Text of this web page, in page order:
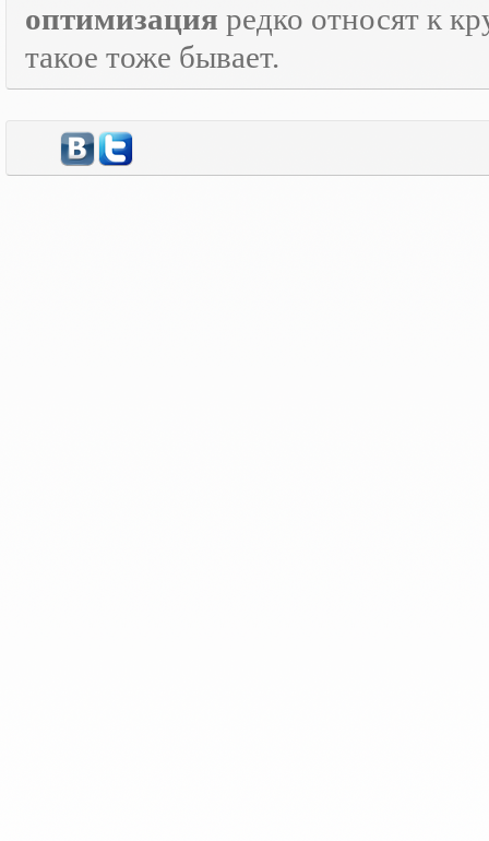
оптимизация редко относят к
такое тоже бывает.